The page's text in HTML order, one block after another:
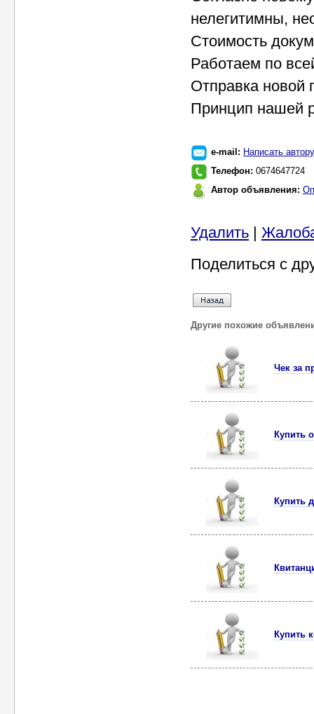
нелегитимны,
Стоимость
Работаем по
Отправка новой
Принцип нашей
e-mail: Написать автору
Телефон: 0674647724
Автор объявления:
Удалить |
Поделиться с
Другие похожие
Чек за
Купить
Купить
Купить